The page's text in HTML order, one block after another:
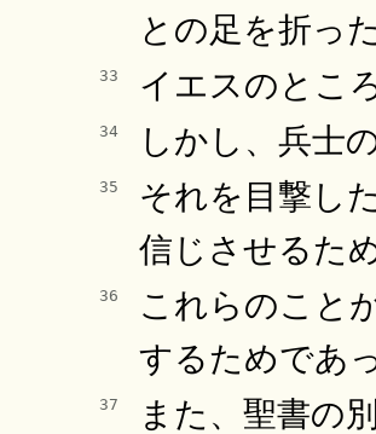
との足を折った
33 イエスのとこ
34 しかし、兵士
35
それを目撃し
信じさせるた
36
これらのこと
するためであっ
37 また、聖書の